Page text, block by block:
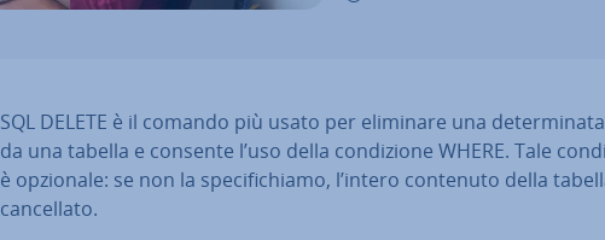
SQL DELETE è il comando più usato per eliminare una
da una tabella e consente l’uso della con­di­zio­ne WHERE. Tale
è opzionale: se non la spe­ci­fi­chia­mo, l’intero contenuto della
can­cel­la­to.